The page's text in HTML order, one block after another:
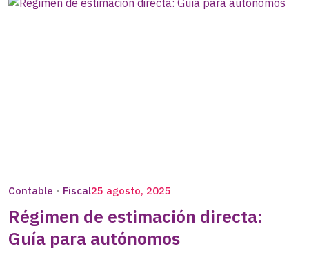
Contable Fiscal25 agosto, 2025
Régimen de estimación directa:
Guía para autónomos